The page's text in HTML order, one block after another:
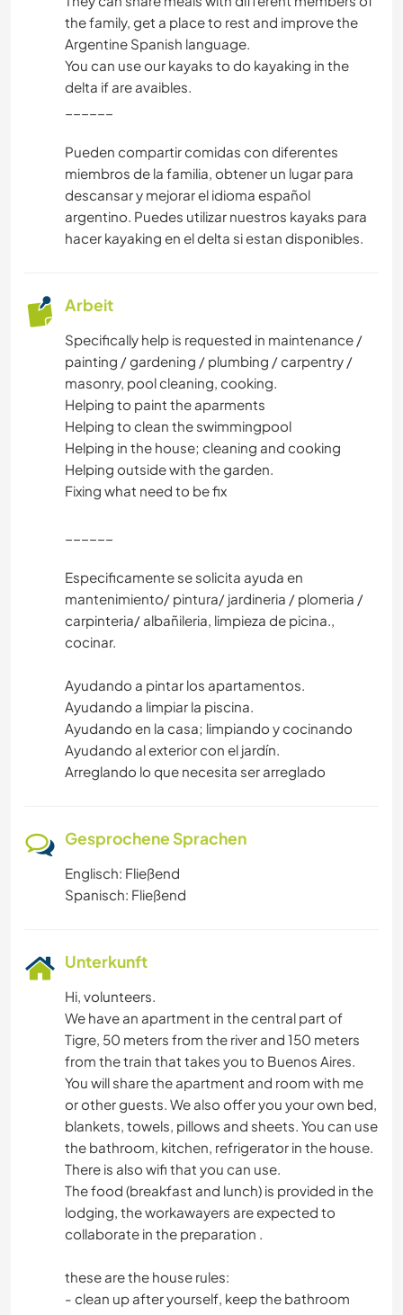
the family, get a place to rest and improve the
Argentine Spanish language.
You can use our kayaks to do kayaking in the
delta if are avaibles.
Pueden compartir comidas con diferentes
miembros de la familia, obtener un lugar para
descansar y mejorar el idioma español
argentino. Puedes utilizar nuestros kayaks para
hacer kayaking en el delta si estan disponibles.
Arbeit
Specifically help is requested in maintenance /
painting / gardening / plumbing / carpentry /
masonry, pool cleaning, cooking.
Helping to paint the aparments
Helping to clean the swimmingpool
Helping in the house; cleaning and cooking
Helping outside with the garden.
Fixing what need to be fix
Especificamente se solicita ayuda en
mantenimiento/ pintura/ jardineria / plomeria /
carpinteria/ albañileria, limpieza de picina.,
cocinar.
Ayudando a pintar los apartamentos.
Ayudando a limpiar la piscina.
Ayudando en la casa; limpiando y cocinando
Ayudando al exterior con el jardín.
Arreglando lo que necesita ser arreglado
Gesprochene Sprachen
Englisch: Fließend
Spanisch: Fließend
Unterkunft
Hi, volunteers.
We have an apartment in the central part of
Tigre, 50 meters from the river and 150 meters
from the train that takes you to Buenos Aires.
You will share the apartment and room with me
or other guests. We also offer you your own bed,
blankets, towels, pillows and sheets. You can use
the bathroom, kitchen, refrigerator in the house.
There is also wifi that you can use.
The food (breakfast and lunch) is provided in the
lodging, the workawayers are expected to
collaborate in the preparation .
these are the house rules:
- clean up after yourself, keep the bathroom